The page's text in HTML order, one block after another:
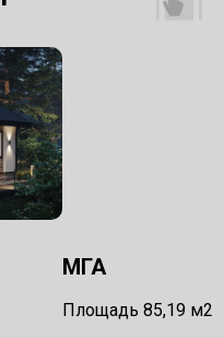
МГА
Площадь 85,19 м2